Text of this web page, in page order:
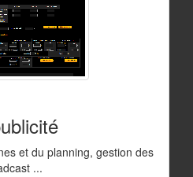
et du planning, gestion des
...